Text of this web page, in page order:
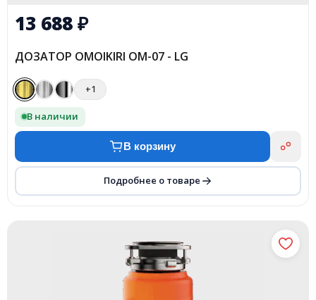
13 688₽
ДОЗАТОР OMOIKIRI OM-07 - LG
+1
В наличии
В корзину
Подробнее о товаре